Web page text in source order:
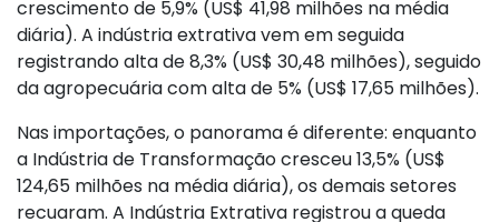
crescimento de 5,9% (US$ 41,98 milhões na média
diária). A indústria extrativa vem em seguida
registrando alta de 8,3% (US$ 30,48 milhões), seguido
da agropecuária com alta de 5% (US$ 17,65 milhões).
Nas importações, o panorama é diferente: enquanto
a Indústria de Transformação cresceu 13,5% (US$
124,65 milhões na média diária), os demais setores
recuaram. A Indústria Extrativa registrou a queda